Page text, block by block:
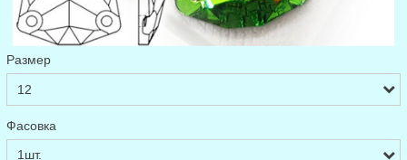
Размер
Фасовка